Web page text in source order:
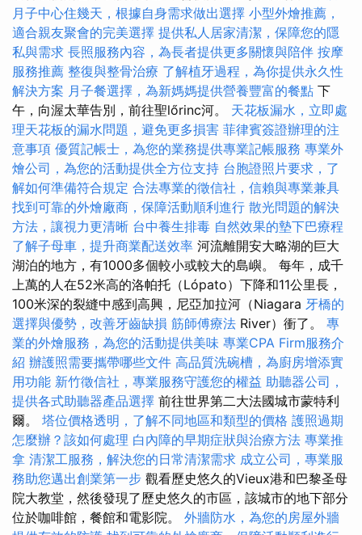
月子中心住幾天，根據自身需求做出選擇 小型外燴推薦，
適合親友聚會的完美選擇 提供私人居家清潔，保障您的隱
私與需求 長照服務內容，為長者提供更多關懷與陪伴 按摩
服務推薦 整復與整骨治療 了解植牙過程，為你提供永久性
解決方案 月子餐選擇，為新媽媽提供營養豐富的餐點 下
午，向渥太華告別，前往聖lőrinc河。 天花板漏水，立即處
理天花板的漏水問題，避免更多損害 菲律賓簽證辦理的注
意事項 優質記帳士，為您的業務提供專業記帳服務 專業外
燴公司，為您的活動提供全方位支持 台胞證照片要求，了
解如何準備符合規定 合法專業的徵信社，信賴與專業兼具
找到可靠的外燴廠商，保障活動順利進行 散光問題的解決
方法，讓視力更清晰 台中養生排毒 自然效果的墊下巴療程
了解子母車，提升商業配送效率 河流離開安大略湖的巨大
湖泊的地方，有1000多個較小或較大的島嶼。 每年，成千
上萬的人在52米高的洛帕托（Lópato）下降和11公里長，
100米深的裂縫中感到高興，尼亞加拉河（Niagara 牙橋的
選擇與優勢，改善牙齒缺損 筋師傅療法 River）衝了。 專
業的外燴服務，為您的活動提供美味 專業CPA Firm服務介
紹 辦護照需要攜帶哪些文件 高品質洗碗槽，為廚房增添實
用功能 新竹徵信社，專業服務守護您的權益 助聽器公司，
提供各式助聽器產品選擇 前往世界第二大法國城市蒙特利
爾。 塔位價格透明，了解不同地區和類型的價格 護照過期
怎麼辦？該如何處理 白內障的早期症狀與治療方法 專業推
拿 清潔工服務，解決您的日常清潔需求 成立公司，專業服
務助您邁出創業第一步 觀看歷史悠久的Vieux港和巴黎圣母
院大教堂，然後發現了歷史悠久的市區，該城市的地下部分
位於咖啡館，餐館和電影院。 外牆防水，為您的房屋外牆